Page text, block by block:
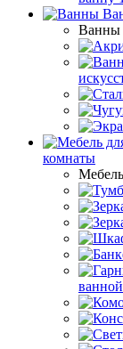
Ванны
комнаты